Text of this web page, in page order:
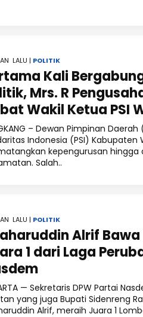
LALU | POLITIK
Kali
Mrs. R
Wakil Ketua PSI
– Dewan Pimpinan Daerah
Indonesia (PSI) Kabupaten
kepengurusan hingga
Salah..
LALU | POLITIK
Alrif Bawa
1 dari Laga
— Sekretaris DPW Partai
yang juga Bupati Sidenreng
Alrif, meraih Juara 1